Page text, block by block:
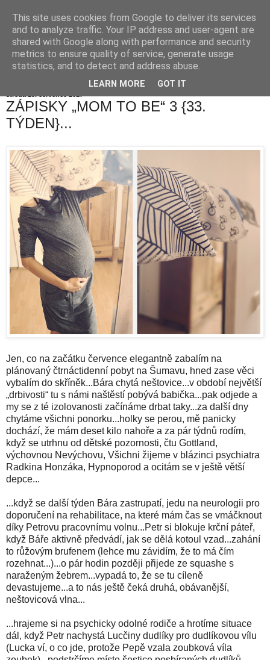
ZÁPISKY „MOM TO BE“ 3 {33.
TÝDEN}...
Jen, co na začátku července elegantně zabalím na
plánovaný čtrnáctidenní pobyt na Šumavu, hned zase věci
vybalím do skříněk...Bára chytá neštovice...v období největší
„drbivosti“ tu s námi naštěstí pobývá babička...pak odjede a
my se z té izolovanosti začínáme drbat taky...za další dny
chytáme všichni ponorku...holky se perou, mě panicky
dochází, že mám deset kilo nahoře a za pár týdnů rodím,
když se utrhnu od dětské pozornosti, čtu Gottland,
výchovnou Nevýchovu, Všichni žijeme v blázinci psychiatra
Radkina Honzáka, Hypnoporod a ocitám se v ještě větší
depce...
...když se další týden Bára zastrupatí, jedu na neurologii pro
doporučení na rehabilitace, na které mám čas se vmáčknout
díky Petrovu pracovnímu volnu...Petr si blokuje krční páteř,
když Báře aktivně předvádí, jak se dělá kotoul vzad...zahání
to růžovým brufenem (lehce mu závidím, že to má čím
rozehnat...)...o pár hodin později přijede ze squashe s
naraženým žebrem...vypadá to, že se tu cíleně
devastujeme...a to nás ještě čeká druhá, obávanější,
neštovicová vlna...
...hrajeme si na psychicky odolné rodiče a hrotíme situace
dál, když Petr nachystá Lucčiny dudlíky pro dudlíkovou vílu
(Lucka ví, o co jde, protože Pepě vzala zoubková víla
This site uses cookies from Google to deliver its services
and to analyze traffic. Your IP address and user-agent are
shared with Google along with performance and security
metrics to ensure quality of service, generate usage
statistics, and to detect and address abuse.
LEARN MORE GOT IT